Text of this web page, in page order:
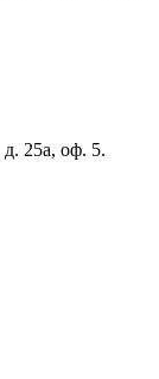
д. 25а, оф. 5.